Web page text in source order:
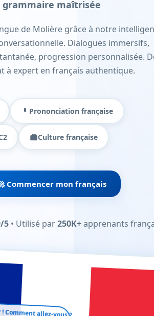
grammaire maîtrisée
de Molière grâce à notre
Dialogues immersifs,
progression personnalisée.
à expert en français authentique.
Prononciation française
Culture française
Commencer mon français
5 • Utilisé par250K+apprenants